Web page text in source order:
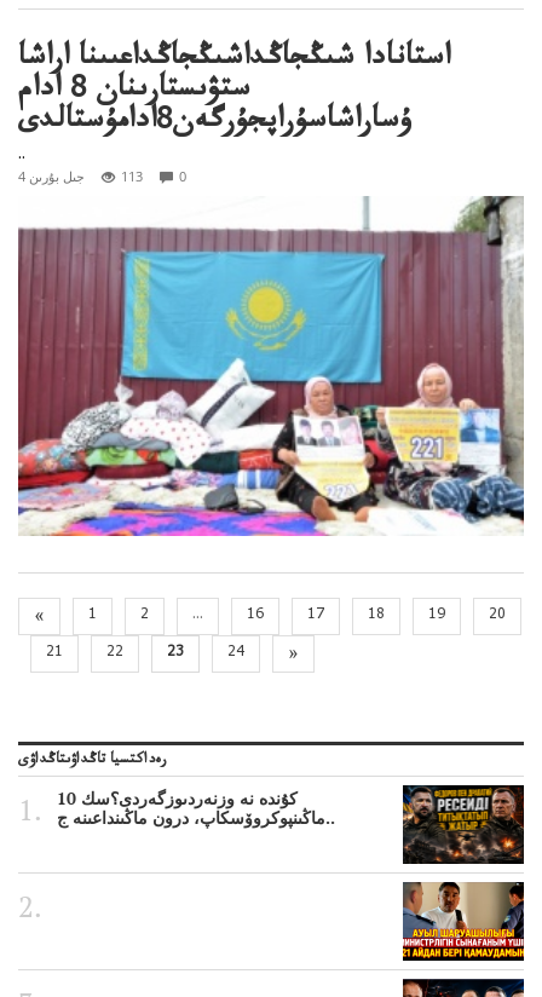
استانادا شىڭجاڭداشىڭجاڭداعىىنا اراشا
ستۋىستارىنان 8 ادام
ۇساراشاسۇراپجۇرگەن8ادامۇستالدى
..
4 جىل بۇرىن 113 0
« 1 2 ... 16 17 18 19
20
21
22 23 24 »
رەداكتسيا تاڭداۋىتاڭداۋى
10 كۇندە نە وزنەردىوزگەردى؟سك
ماڭىنپوكروۆسكاپ، درون ماڭىنداعىنە ج..